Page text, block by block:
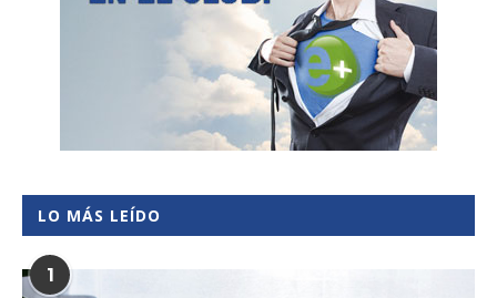
LO MÁS LEÍDO
1